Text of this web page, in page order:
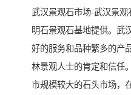
武汉景观石市场-武汉景观
明石景观石基地提供。武
好的服务和品种繁多的产
林景观人士的肯定和信任
市规模较大的石头市场，